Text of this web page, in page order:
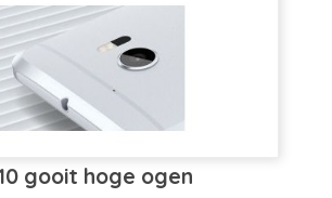
gooit hoge ogen